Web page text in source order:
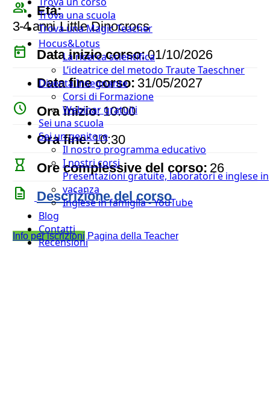
Trova una scuola
Trova una Magic Teacher
Hocus&Lotus
La ricerca scientifica
L’ideatrice del metodo Traute Taeschner
Diventa Insegnante
Corsi di Formazione
Webinar gratuiti
Sei una scuola
Sei un genitore
Il nostro programma educativo
I nostri corsi
Presentazioni gratuite, laboratori e inglese in
vacanza
Inglese in famiglia - YouTube
Blog
Contatti
Recensioni
people_outline
Età:
3-4 anni Little Dinocrocs
today Data inizio corso:01/10/2026
event Data fine corso: 31/05/2027
watch_later Ora inizio:10:00
Ora fine:10:30
hourglass_empty Ore complessive del corso: 26
description Descrizione del corso
Info per iscrizioni Pagina della Teacher